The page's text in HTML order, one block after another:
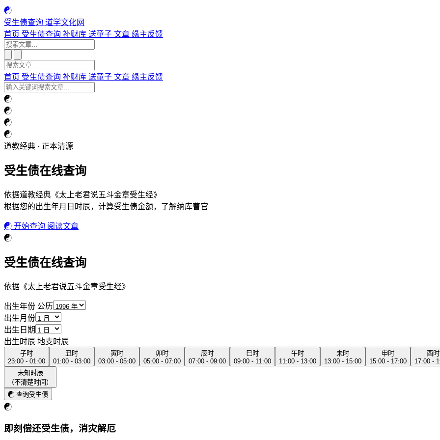
☯
受生债查询 道学文化网
首页 受生债查询 补财库 送童子 文章 缘主反馈
首页 受生债查询 补财库 送童子 文章 缘主反馈
☯
☯
☯
☯
道教经典 · 正本清源
受生债在线查询
依据道教经典《太上老君说五斗金章受生经》
根据您的出生年月日时辰，计算受生债金额，了解纳库曹官
☯ 开始查询 阅读文章
☯
受生债在线查询
依据《太上老君说五斗金章受生经》
出生年份 公历
出生月份
出生日期
出生时辰 地支时辰
子时
23:00 - 01:00
丑时
01:00 - 03:00
寅时
03:00 - 05:00
卯时
05:00 - 07:00
辰时
07:00 - 09:00
巳时
09:00 - 11:00
午时
11:00 - 13:00
未时
13:00 - 15:00
申时
15:00 - 17:00
酉时
17:00 -
未知时辰
（不清楚时间）
☯ 查询受生债
☯
即刻偿还受生债，消灾解厄